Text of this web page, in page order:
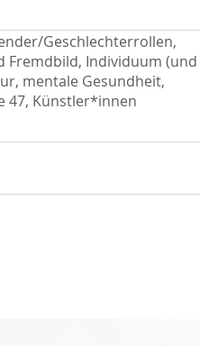
Geschlechterrollen,
Fremdbild, Individuum (und
mentale Gesundheit,
47, Künstler*innen